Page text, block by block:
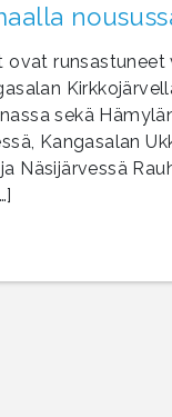
ovat
sekä
Kangasalan
Näsijärvessä